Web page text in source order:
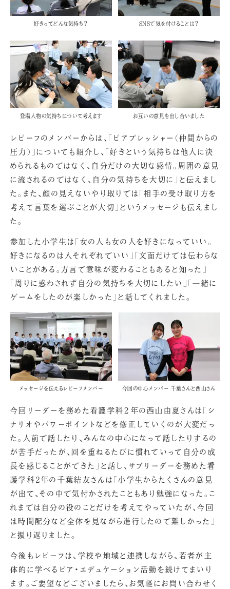
好きってどんな気持ち？ SNSで気を付けることは？
登場人物の気持ちについて考えます お互いの意見を出し合いました
レピーフのメンバーからは、「ピアプレッシャー（仲間からの
圧力）」についても紹介し、「好きという気持ちは他人に決
められるものではなく、自分だけの大切な感情。周囲の意見
に流されるのではなく、自分の気持ちを大切に」と伝えまし
た。また、顔の見えないやり取りでは「相手の受け取り方を
考えて言葉を選ぶことが大切」というメッセージも伝えまし
た。
参加した小学生は「女の人も女の人を好きになっていい。
好きになるのは人それぞれでいい」「文面だけでは伝わらな
いことがある。方言で意味が変わることもあると知った」
「周りに惑わされず自分の気持ちを大切にしたい」「一緒に
ゲームをしたのが楽しかった」と話してくれました。
メッセージを伝えるレピーフメンバー 今回の中心メンバー 千葉さんと西山さん
今回リーダーを務めた看護学科２年の西山由夏さんは「シ
ナリオやパワーポイントなどを修正していくのが大変だっ
た。人前で話したり、みんなの中心になって話したりするの
が苦手だったが、回を重ねるたびに慣れていって自分の成
長を感じることができた」と話し、サブリーダーを務めた看
護学科2年の千葉結友さんは「小学生からたくさんの意見
が出て、その中で気付かされたこともあり勉強になった。こ
れまでは自分の役のことだけを考えてやっていたが、今回
は時間配分など全体を見ながら進行したので難しかった」
と振り返りました。
今後もレピーフは、学校や地域と連携しながら、若者が主
体的に学べるピア・エデュケーション活動を続けてまいり
ます。ご要望などございましたら、お気軽にお問い合わせく